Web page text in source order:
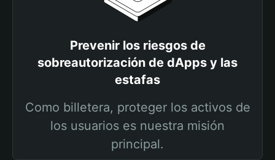
Prevenir los riesgos de
sobreautorización de dApps y las
estafas
Como billetera, proteger los activos de
los usuarios es nuestra misión
principal.